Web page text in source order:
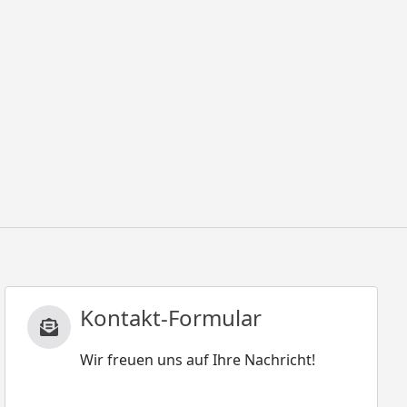
Kontakt-Formular
Wir freuen uns auf Ihre Nachricht!